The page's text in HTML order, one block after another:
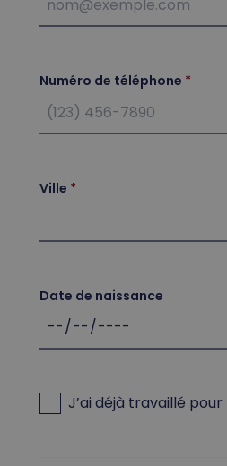
Numéro de téléphone
Ville
Date de naissance
J’ai déjà travaillé